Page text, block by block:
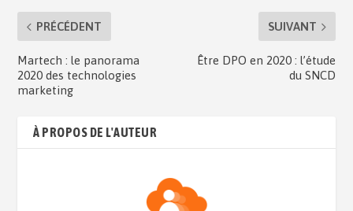
PRÉCÉDENT
Martech : le panorama
2020 des technologies
marketing
SUIVANT
Être DPO en 2020 : l’étude
du SNCD
À PROPOS DE L'AUTEUR